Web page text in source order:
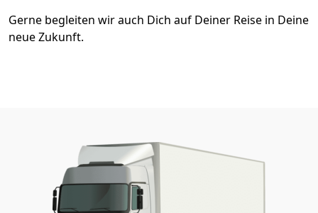
Gerne begleiten wir auch Dich auf Deiner Reise in Deine
neue Zukunft.